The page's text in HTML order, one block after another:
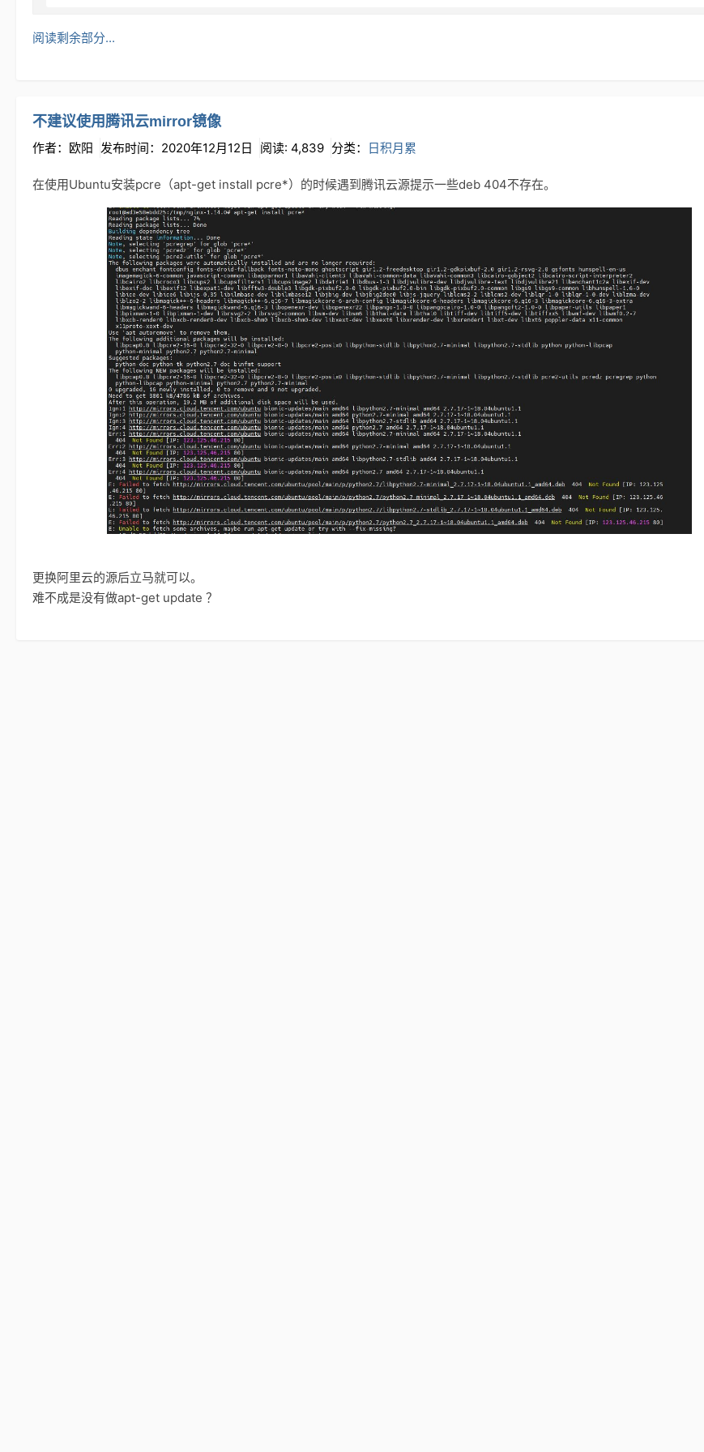
阅读剩余部分...
不建议使用腾讯云mirror镜像
作者：欧阳 发布时间：2020年12月12日 阅读: 4,839 分类： 日积月累
在使用Ubuntu安装pcre（apt-get install pcre*）的时候遇到腾讯云源提示一些deb 404不存在。
更换阿里云的源后立马就可以。
难不成是没有做apt-get update ？